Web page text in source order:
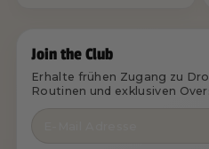
Join the Club
Erhalte frühen Zugang zu
Routinen und exklusiven